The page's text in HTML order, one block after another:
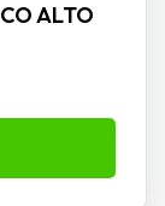
ALTO